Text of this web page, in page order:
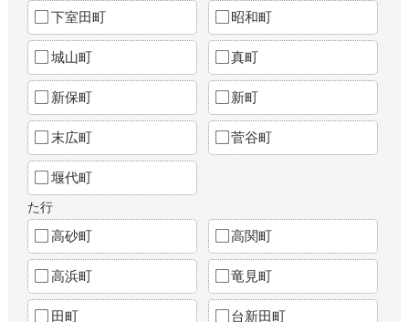
下室田町 昭和町
城山町 真町
新保町 新町
末広町 菅谷町
堰代町
た行
高砂町 高関町
高浜町 竜見町
田町 台新田町